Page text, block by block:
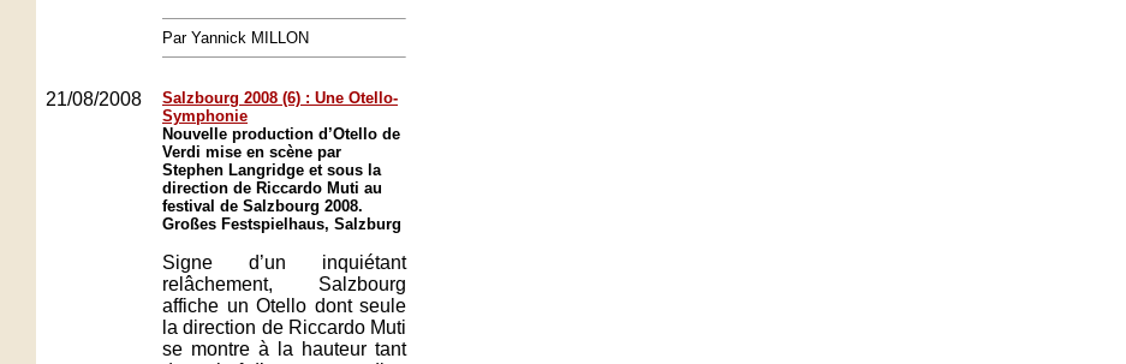
Par Yannick MILLON
21/08/2008
Salzbourg 2008 (6) : Une Otello-
Symphonie
Nouvelle production d’Otello de
Verdi mise en scène par
Stephen Langridge et sous la
direction de Riccardo Muti au
festival de Salzbourg 2008.
Großes Festspielhaus, Salzburg
Signe d’un inquiétant
relâchement, Salzbourg
affiche un Otello dont seule
la direction de Riccardo Muti
se montre à la hauteur tant